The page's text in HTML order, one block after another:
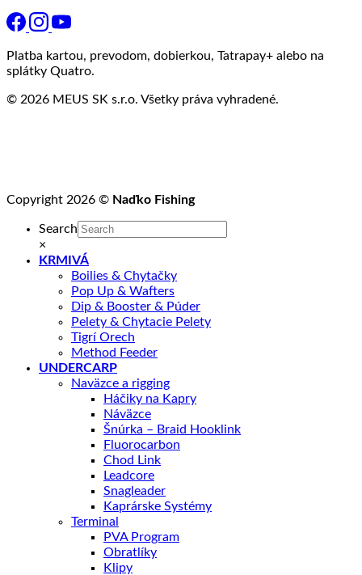
Platba kartou, prevodom, dobierkou, Tatrapay+ alebo na
splátky Quatro.
© 2026 MEUS SK s.r.o. Všetky práva vyhradené.
Copyright 2026 © Naďko Fishing
Search
×
KRMIVÁ
Boilies & Chytačky
Pop Up & Wafters
Dip & Booster & Púder
Pelety & Chytacie Pelety
Tigrí Orech
Method Feeder
UNDERCARP
Naväzce a rigging
Háčiky na Kapry
Náväzce
Šnúrka – Braid Hooklink
Fluorocarbon
Chod Link
Leadcore
Snagleader
Kaprárske Systémy
Terminal
PVA Program
Obratlíky
Klipy